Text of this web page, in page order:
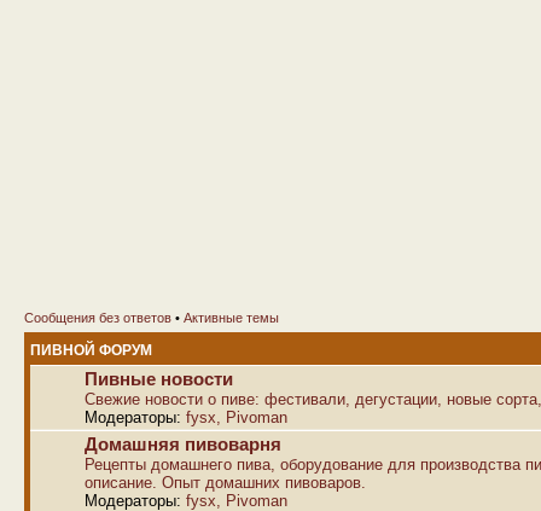
Сообщения без ответов • Активные темы
ПИВНОЙ ФОРУМ
Пивные новости
Свежие новости о пиве: фестивали, дегустации, новые
Модераторы: fysx Pivoman
Домашняя пивоварня
Рецепты домашнего пива, оборудование для производства
описание. Опыт домашних пивоваров.
Модераторы: fysx Pivoman